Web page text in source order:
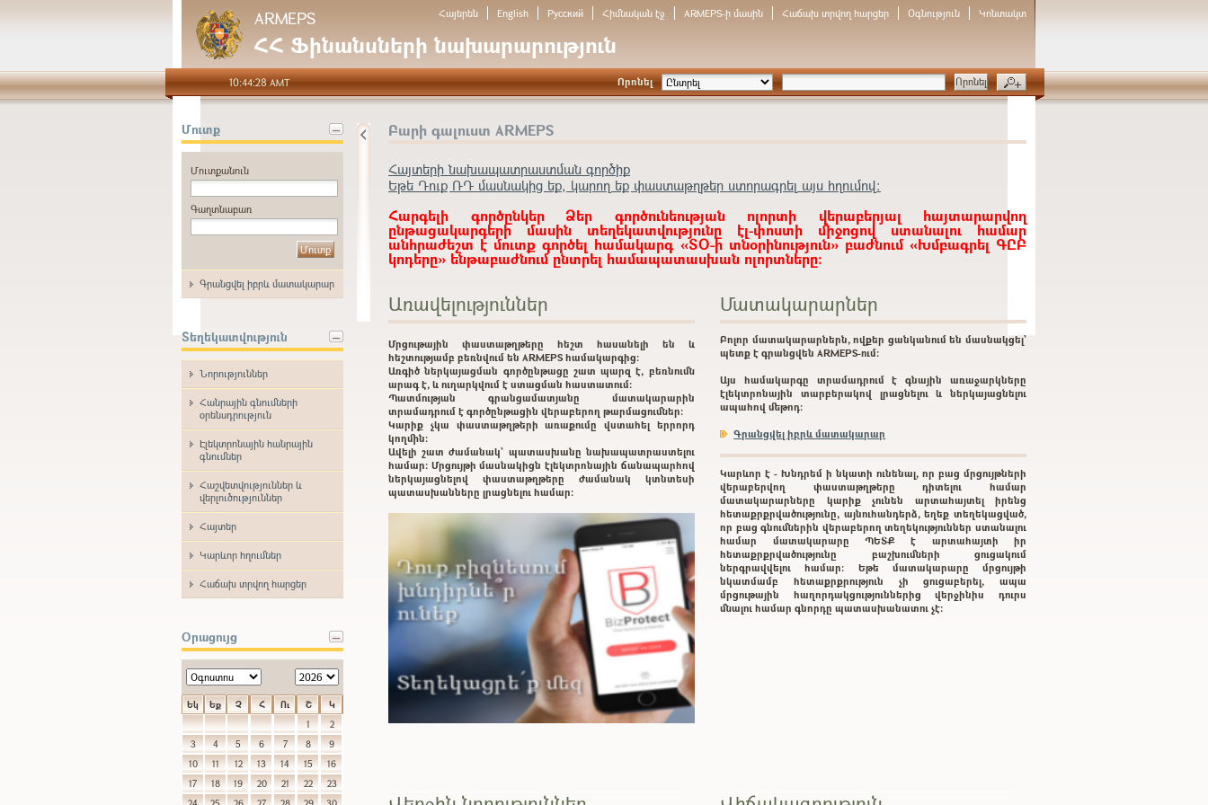
ARMEPS
ՀՀ Ֆինանսների նախարարություն
Հայերեն English Русский Հիմնական էջ ARMEPS-ի մասին Հաճախ տրվող հարցեր Օգնություն Կոնտակտ
10:44:28 AMT Որոնել
Մուտք
Մուտքանուն
Գաղտնաբառ
Գրանցվել իբրև մատակարար
Տեղեկատվություն
Նորություններ
Հանրային գնումների
օրենսդրություն
Էլեկտրոնային հանրային
գնումներ
Հաշվետվություններ և
վերլուծություններ
Հայտեր
Կարևոր հղումներ
Հաճախ տրվող հարցեր
Օրացույց
Եկ Եք Չ Հ Ու Շ
Կ
1
2
3
4 5 6 7 8
9
10
11 12 13 14 15
16
17
18 19 20 21 22
23
Բարի գալուստ ARMEPS
Հայտերի նախապատրաստման գործիք
Եթե Դուք ՌԴ մասնակից եք, կարող եք փաստաթղթեր ստորագրել այս հղումով:
Հարգելի գործընկեր Ձեր գործունեության ոլորտի վերաբերյալ հայտարարվող
ընթացակարգերի մասին տեղեկատվությունը էլ-փոստի միջոցով ստանալու համար
անհրաժեշտ է մուտք գործել համակարգ «ՏՕ-ի տնօրինություն» բաժնում «Խմբագրել ԳԸԲ
կոդերը» ենթաբաժնում ընտրել համապատասխան ոլորտները:
Առավելություններ
Մրցութային փաստաթղթերը հեշտ հասանելի են և
հեշտությամբ բեռնվում են ARMEPS համակարգից:
Առգիծ ներկայացման գործընթացը շատ պարզ է, բեռնումն
արագ է, և ուղարկվում է ստացման հաստատում:
Պատմության գրանցամատյանը մատակարարին
տրամադրում է գործընթացին վերաբերող թարմացումներ:
Կարիք չկա փաստաթղթերի առաքումը վստահել երրորդ
կողմին:
Ավելի շատ ժամանակ` պատասխանը նախապատրաստելու
համար: Մրցույթի մասնակիցն էլեկտրոնային ճանապարհով
ներկայացնելով փաստաթղթերը ժամանակ կտնտեսի
պատասխանները լրացնելու համար:
Մատակարարներ
Բոլոր մատակարարներն, ովքեր ցանկանում են մասնակցել`
պետք է գրանցվեն ARMEPS-ում:
Այս համակարգը տրամադրում է գնային առաջարկները
էլեկտրոնային տարբերակով լրացնելու և ներկայացնելու
ապահով մեթոդ:
Գրանցվել իբրև մատակարար
Կարևոր է - Խնդրեմ ի նկատի ունենալ, որ բաց մրցույթների
վերաբերվող փաստաթղթերը դիտելու համար
մատակարարները կարիք չունեն արտահայտել իրենց
հետաքրքրվածությունը, այնուհանդերձ, եղեք տեղեկացված,
որ բաց գնումներին վերաբերող տեղեկություններ ստանալու
համար մատակարարը ՊԵՏՔ է արտահայտի իր
հետաքրքրվածությունը բաշխումների ցուցակում
ներգրավվելու համար: Եթե մատակարարը մրցույթի
նկատմամբ հետաքրքրություն չի ցուցաբերել, ապա
մրցութային հաղորդակցություններից վերջինիս դուրս
մնալու համար գնորդը պատասխանատու չէ: